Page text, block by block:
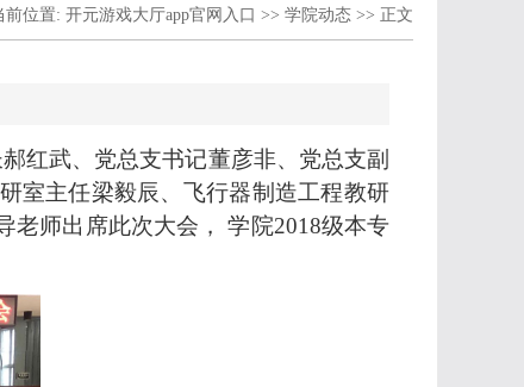
前位置: 开元游戏大厅app官网入口 >> 学院动态 >> 正文
红武、党总支书记董彦非、党总支副
室主任梁毅辰、飞行器制造工程教研
老师出席此次大会， 学院2018级本专